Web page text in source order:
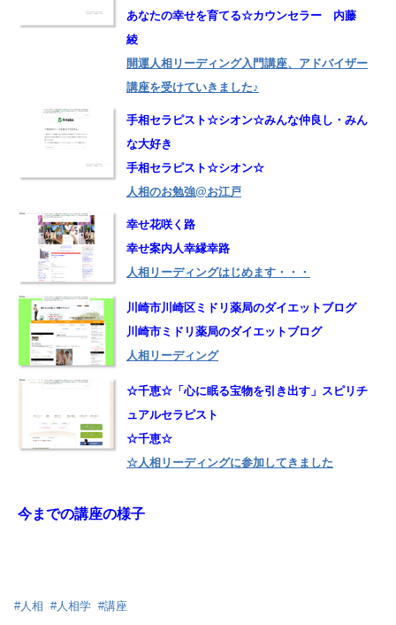
あなたの幸せを育てる☆カウンセラー 内藤
綾
開運人相リーディング入門講座、アドバイザー
講座を受けていきました♪
手相セラピスト☆シオン☆みんな仲良し・みん
な大好き
手相セラピスト☆シオン☆
人相のお勉強@お江戸
幸せ花咲く路
幸せ案内人幸縁幸路
人相リーディングはじめます・・・
川崎市川崎区ミドリ薬局のダイエットブログ
川崎市ミドリ薬局のダイエットブログ
人相リーディング
☆千恵☆「心に眠る宝物を引き出す」スピリチ
ュアルセラピスト
☆千恵☆
☆人相リーディングに参加してきました
今までの講座の様子
#人相 #人相学 #講座